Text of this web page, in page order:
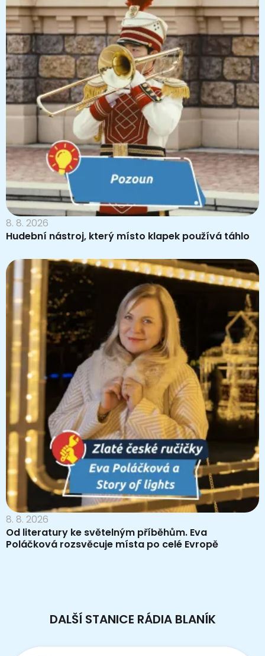
8. 8. 2026
Hudební nástroj, který místo klapek používá táhlo
8. 8. 2026
Od literatury ke světelným příběhům. Eva
Poláčková rozsvěcuje místa po celé Evropě
DALŠÍ STANICE RÁDIA BLANÍK